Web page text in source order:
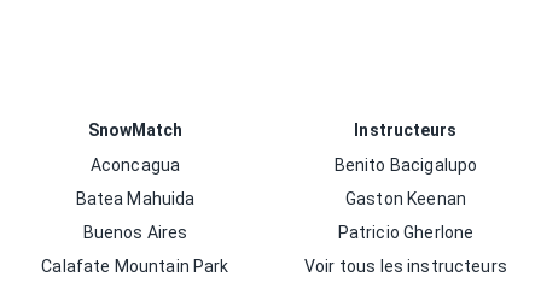
SnowMatch
Aconcagua
Batea Mahuida
Buenos Aires
Calafate Mountain Park
Instructeurs
Benito Bacigalupo
Gaston Keenan
Patricio Gherlone
Voir tous les instructeurs